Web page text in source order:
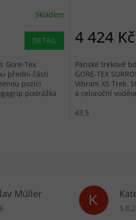
Skladem
DETAIL
Gore-Tex
přední částí
pozici
podrážka
4 424 Kč
Pánské trekové
GORE-TEX
Vibram XS Trek.
a celoroční
43,5
Müller
obchodu je 5 z 5 hvězdiček.
K